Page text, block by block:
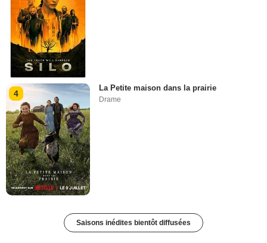
4
La Petite maison dans la prairie
Drame
Saisons inédites bientôt diffusées